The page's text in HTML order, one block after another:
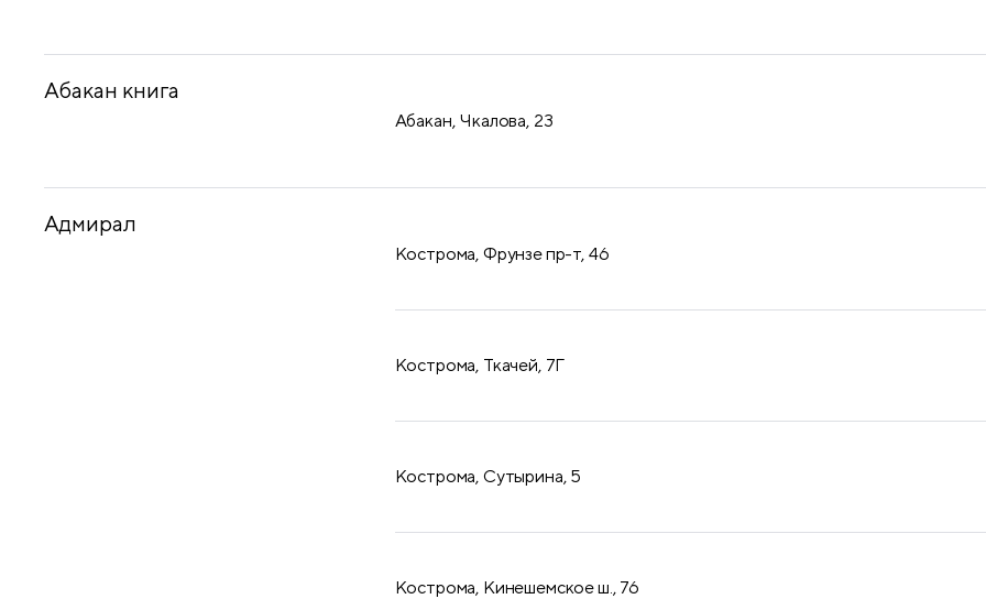
Абакан книга
Абакан, Чкалова, 23
Адмирал
Кострома, Фрунзе пр-т, 46
Кострома, Ткачей, 7Г
Кострома, Сутырина, 5
Кострома, Кинешемское ш., 76